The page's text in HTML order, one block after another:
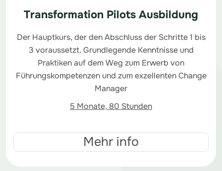
Transformation Pilots Ausbildung
Der Hauptkurs, der den Abschluss der Schritte 1 bis
3 voraussetzt. Grundlegende Kenntnisse und
Praktiken auf dem Weg zum Erwerb von
Führungskompetenzen und zum exzellenten Change
Manager
5 Monate, 80 Stunden
Mehr info